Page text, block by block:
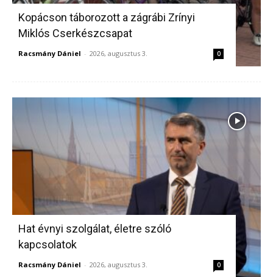
Kopácson táborozott a zágrábi Zrínyi
Miklós Cserkészcsapat
Racsmány Dániel - 2026, augusztus 3. 0
Hat évnyi szolgálat, életre szóló
kapcsolatok
Racsmány Dániel - 2026, augusztus 3. 0